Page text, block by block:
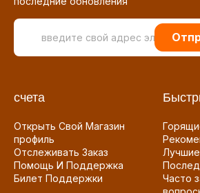
счета
Открыть Свой Магазин
профиль
Отслеживать Заказ
Помощь И Поддержка
Билет Поддержки
Часто